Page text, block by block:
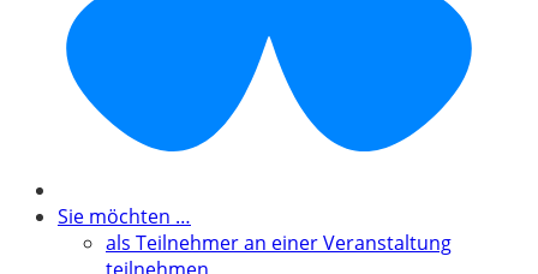
Sie möchten …
als Teilnehmer an einer Veranstaltung